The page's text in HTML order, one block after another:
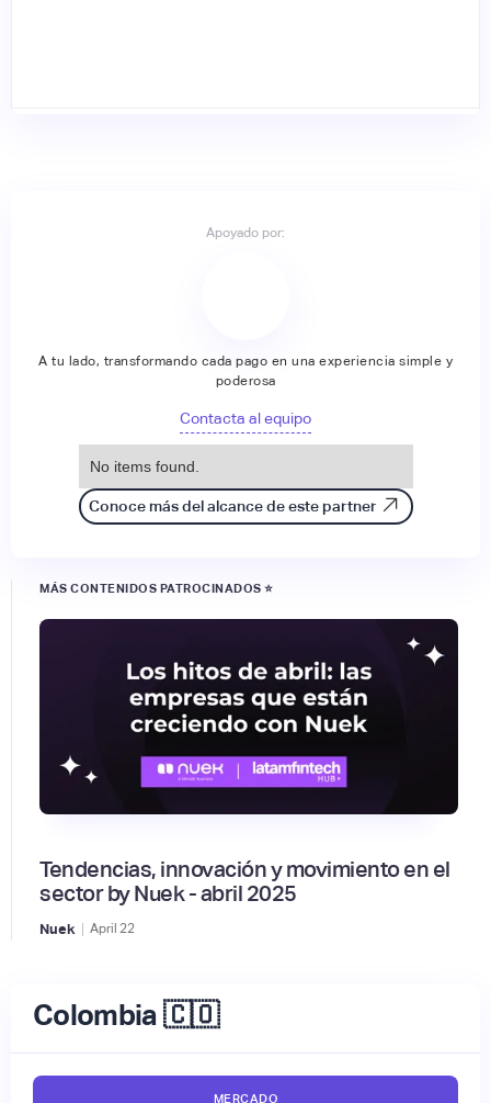
Apoyado por:
A tu lado, transformando cada pago en una experiencia simple y
poderosa
Contacta al equipo
No items found.
Conoce más del alcance de este partner
MÁS CONTENIDOS PATROCINADOS ⭐
Tendencias, innovación y movimiento en el
sector by Nuek - abril 2025
Nuek | April 22
Colombia 🇨🇴
MERCADO